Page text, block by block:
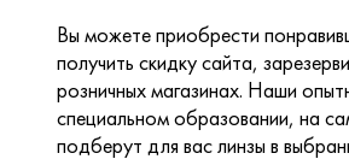
Вы можете приобрести
получить скидку сайта,
розничных магазинах. Наши
специальном образовании, на
подберут для вас линзы в